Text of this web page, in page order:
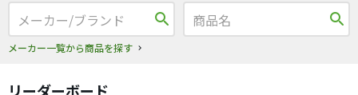
search
メーカー一覧から商品を探す
search
リーダーボード